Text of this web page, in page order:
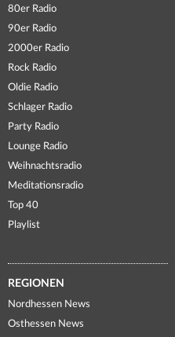
80er Radio
90er Radio
2000er Radio
Rock Radio
Oldie Radio
Schlager Radio
Party Radio
Lounge Radio
Weihnachtsradio
Meditationsradio
Top 40
Playlist
REGIONEN
Nordhessen News
Osthessen News